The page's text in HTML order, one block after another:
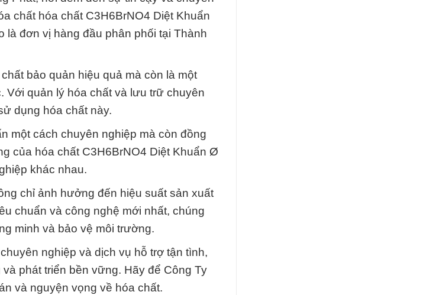
chất hóa chất C3H6BrNO4 Diệt Khuẩn
đơn vị hàng đầu phân phối tại Thành
bảo quản hiệu quả mà còn là một
quản lý hóa chất và lưu trữ chuyên
dụng hóa chất này.
một cách chuyên nghiệp mà còn đồng
của hóa chất C3H6BrNO4 Diệt Khuẩn Ø
khác nhau.
chỉ ảnh hưởng đến hiệu suất sản xuất
chuẩn và công nghệ mới nhất, chúng
minh và bảo vệ môi trường.
nghiệp và dịch vụ hỗ trợ tận tình,
phát triển bền vững. Hãy để Công Ty
và nguyện vọng về hóa chất.